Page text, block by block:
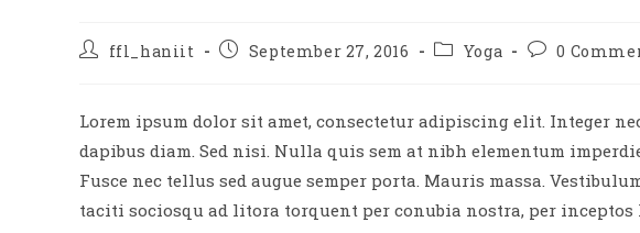
Postffl_haniit
PostSeptember 27, 2016
PostYoga
Post0
Lorem ipsum dolor sit amet, consectetur adipiscing elit. Integer
dapibus diam. Sed nisi. Nulla quis sem at nibh elementum
Fusce nec tellus sed augue semper porta. Mauris massa.
taciti sociosqu ad litora torquent per conubia nostra, per inceptos